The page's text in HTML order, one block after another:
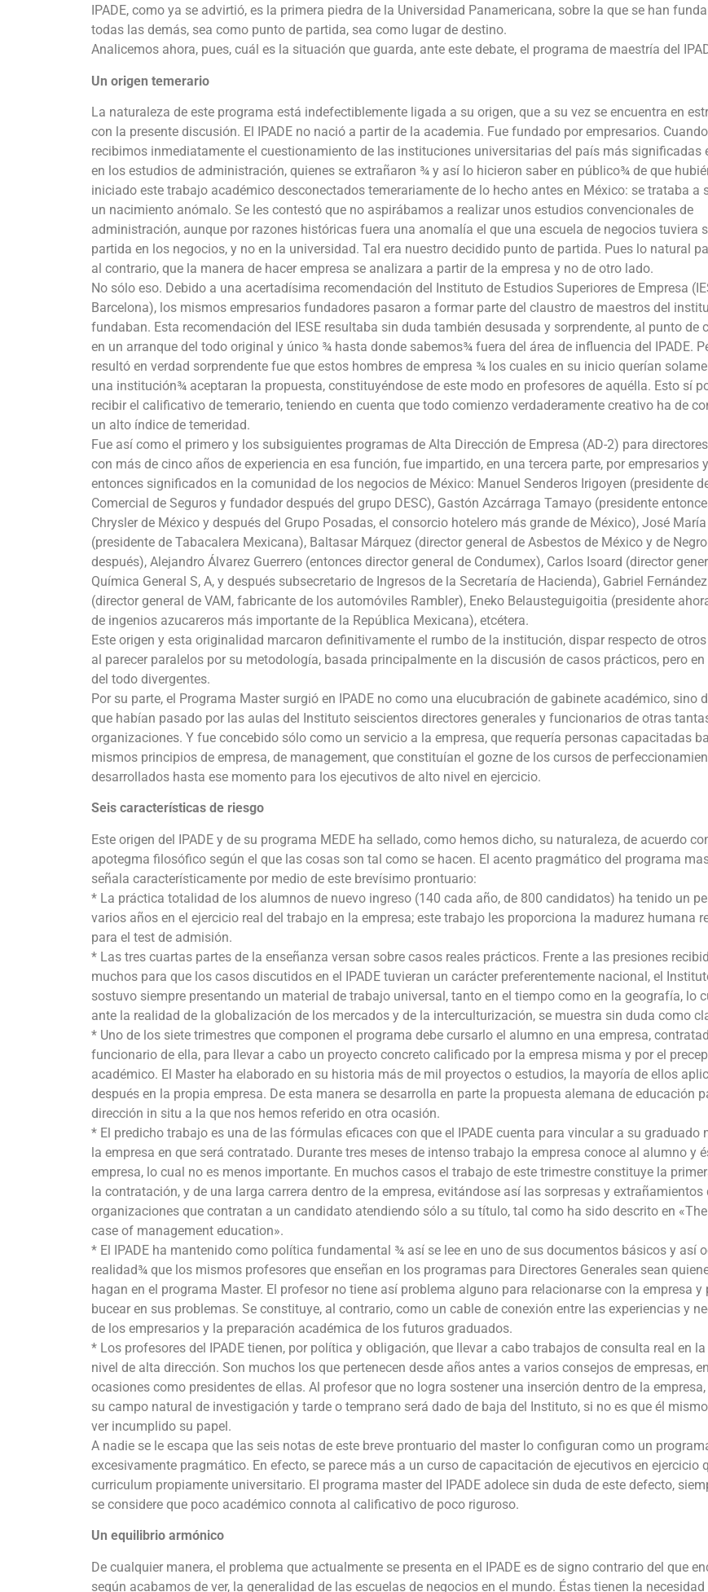
IPADE, como ya se advirtió, es la primera piedra de la Universidad Panamericana, sobre la que se han
todas las demás, sea como punto de partida, sea como lugar de destino.
Analicemos ahora, pues, cuál es la situación que guarda, ante este debate, el programa de maestría del
Un origen temerario
La naturaleza de este programa está indefectiblemente ligada a su origen, que a su vez se encuentra en
con la presente discusión. El IPADE no nació a partir de la academia. Fue fundado por empresarios.
recibimos inmediatamente el cuestionamiento de las instituciones universitarias del país más significadas
en los estudios de administración, quienes se extrañaron ¾ y así lo hicieron saber en público¾ de que
iniciado este trabajo académico desconectados temerariamente de lo hecho antes en México: se trataba a
un nacimiento anómalo. Se les contestó que no aspirábamos a realizar unos estudios convencionales de
administración, aunque por razones históricas fuera una anomalía el que una escuela de negocios tuviera
partida en los negocios, y no en la universidad. Tal era nuestro decidido punto de partida. Pues lo natural
al contrario, que la manera de hacer empresa se analizara a partir de la empresa y no de otro lado.
No sólo eso. Debido a una acertadísima recomendación del Instituto de Estudios Superiores de Empresa
Barcelona), los mismos empresarios fundadores pasaron a formar parte del claustro de maestros del
fundaban. Esta recomendación del IESE resultaba sin duda también desusada y sorprendente, al punto de
en un arranque del todo original y único ¾ hasta donde sabemos¾ fuera del área de influencia del IPADE.
resultó en verdad sorprendente fue que estos hombres de empresa ¾ los cuales en su inicio querían
una institución¾ aceptaran la propuesta, constituyéndose de este modo en profesores de aquélla. Esto sí
recibir el calificativo de temerario, teniendo en cuenta que todo comienzo verdaderamente creativo ha de
un alto índice de temeridad.
Fue así como el primero y los subsiguientes programas de Alta Dirección de Empresa (AD-2) para
con más de cinco años de experiencia en esa función, fue impartido, en una tercera parte, por empresarios
entonces significados en la comunidad de los negocios de México: Manuel Senderos Irigoyen (presidente
Comercial de Seguros y fundador después del grupo DESC), Gastón Azcárraga Tamayo (presidente
Chrysler de México y después del Grupo Posadas, el consorcio hotelero más grande de México), José
(presidente de Tabacalera Mexicana), Baltasar Márquez (director general de Asbestos de México y de
después), Alejandro Álvarez Guerrero (entonces director general de Condumex), Carlos Isoard (director
Química General S, A, y después subsecretario de Ingresos de la Secretaría de Hacienda), Gabriel
(director general de VAM, fabricante de los automóviles Rambler), Eneko Belausteguigoitia (presidente
de ingenios azucareros más importante de la República Mexicana), etcétera.
Este origen y esta originalidad marcaron definitivamente el rumbo de la institución, dispar respecto de
al parecer paralelos por su metodología, basada principalmente en la discusión de casos prácticos, pero en
del todo divergentes.
Por su parte, el Programa Master surgió en IPADE no como una elucubración de gabinete académico, sino
que habían pasado por las aulas del Instituto seiscientos directores generales y funcionarios de otras
organizaciones. Y fue concebido sólo como un servicio a la empresa, que requería personas capacitadas
mismos principios de empresa, de management, que constituían el gozne de los cursos de
desarrollados hasta ese momento para los ejecutivos de alto nivel en ejercicio.
Seis características de riesgo
Este origen del IPADE y de su programa MEDE ha sellado, como hemos dicho, su naturaleza, de acuerdo
apotegma filosófico según el que las cosas son tal como se hacen. El acento pragmático del programa
señala característicamente por medio de este brevísimo prontuario:
* La práctica totalidad de los alumnos de nuevo ingreso (140 cada año, de 800 candidatos) ha tenido un
varios años en el ejercicio real del trabajo en la empresa; este trabajo les proporciona la madurez humana
para el test de admisión.
* Las tres cuartas partes de la enseñanza versan sobre casos reales prácticos. Frente a las presiones
muchos para que los casos discutidos en el IPADE tuvieran un carácter preferentemente nacional, el
sostuvo siempre presentando un material de trabajo universal, tanto en el tiempo como en la geografía, lo
ante la realidad de la globalización de los mercados y de la interculturización, se muestra sin duda como
* Uno de los siete trimestres que componen el programa debe cursarlo el alumno en una empresa,
funcionario de ella, para llevar a cabo un proyecto concreto calificado por la empresa misma y por el
académico. El Master ha elaborado en su historia más de mil proyectos o estudios, la mayoría de ellos
después en la propia empresa. De esta manera se desarrolla en parte la propuesta alemana de educación
dirección in situ a la que nos hemos referido en otra ocasión.
* El predicho trabajo es una de las fórmulas eficaces con que el IPADE cuenta para vincular a su graduado
la empresa en que será contratado. Durante tres meses de intenso trabajo la empresa conoce al alumno y
empresa, lo cual no es menos importante. En muchos casos el trabajo de este trimestre constituye la
la contratación, y de una larga carrera dentro de la empresa, evitándose así las sorpresas y extrañamientos
organizaciones que contratan a un candidato atendiendo sólo a su título, tal como ha sido descrito en
case of management education».
* El IPADE ha mantenido como política fundamental ¾ así se lee en uno de sus documentos básicos y así
realidad¾ que los mismos profesores que enseñan en los programas para Directores Generales sean
hagan en el programa Master. El profesor no tiene así problema alguno para relacionarse con la empresa y
bucear en sus problemas. Se constituye, al contrario, como un cable de conexión entre las experiencias y
de los empresarios y la preparación académica de los futuros graduados.
* Los profesores del IPADE tienen, por política y obligación, que llevar a cabo trabajos de consulta real en
nivel de alta dirección. Son muchos los que pertenecen desde años antes a varios consejos de empresas, en
ocasiones como presidentes de ellas. Al profesor que no logra sostener una inserción dentro de la
su campo natural de investigación y tarde o temprano será dado de baja del Instituto, si no es que él
ver incumplido su papel.
A nadie se le escapa que las seis notas de este breve prontuario del master lo configuran como un
excesivamente pragmático. En efecto, se parece más a un curso de capacitación de ejecutivos en ejercicio
curriculum propiamente universitario. El programa master del IPADE adolece sin duda de este defecto,
se considere que poco académico connota al calificativo de poco riguroso.
Un equilibrio armónico
De cualquier manera, el problema que actualmente se presenta en el IPADE es de signo contrario del que
según acabamos de ver, la generalidad de las escuelas de negocios en el mundo. Éstas tienen la necesidad